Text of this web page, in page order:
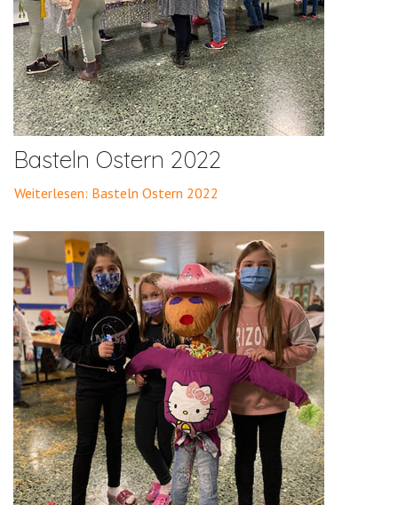
Basteln Ostern 2022
Weiterlesen: Basteln Ostern 2022